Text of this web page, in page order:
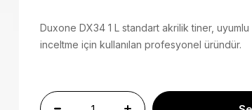
Duxone DX34 1 L standart akrilik tiner,
inceltme için kullanılan profesyonel üründür.